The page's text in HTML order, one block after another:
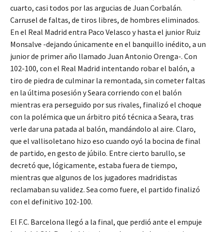
cuarto, casi todos por las argucias de Juan Corbalán.
Carrusel de faltas, de tiros libres, de hombres eliminados.
En el Real Madrid entra Paco Velasco y hasta el junior Ruiz
Monsalve -dejando únicamente en el banquillo inédito, a un
junior de primer año llamado Juan Antonio Orenga-. Con
102-100, con el Real Madrid intentando robar el balón, a
tiro de piedra de culminar la remontada, sin cometer faltas
en la última posesión y Seara corriendo con el balón
mientras era perseguido por sus rivales, finalizó el choque
con la polémica que un árbitro pitó técnica a Seara, tras
verle dar una patada al balón, mandándolo al aire. Claro,
que el vallisoletano hizo eso cuando oyó la bocina de final
de partido, en gesto de júbilo. Entre cierto barullo, se
decretó que, lógicamente, estaba fuera de tiempo,
mientras que algunos de los jugadores madridistas
reclamaban su validez. Sea como fuere, el partido finalizó
con el definitivo 102-100.
El F.C. Barcelona llegó a la final, que perdió ante el empuje